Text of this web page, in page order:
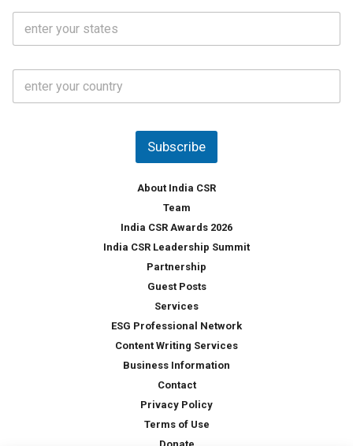
S
a
*
C
u
Subscribe
About India CSR
Team
India CSR Awards 2026
India CSR Leadership Summit
Partnership
Guest Posts
Services
ESG Professional Network
Content Writing Services
Business Information
Contact
Privacy Policy
Terms of Use